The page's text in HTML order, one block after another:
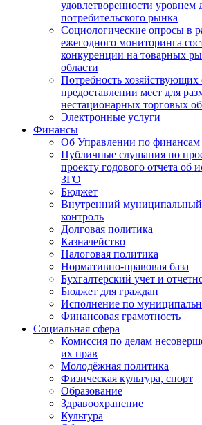
удовлетворенности уровнем
потребительского рынка
Социологические опросы в
ежегодного мониторинга
конкуренции на товарных
области
Потребность хозяйствующих
предоставлении мест для
нестационарных торговых
Электронные услуги
Финансы
Об Управлении по
Публичные слушания по
проекту годового отчета об
ЗГО
Бюджет
Внутренний
контроль
Долговая политика
Казначейство
Налоговая политика
Нормативно-правовая база
Бухгалтерский учет и
Бюджет для граждан
Исполнение по
Финансовая грамотность
Социальная сфера
Комиссия по делам
их прав
Молодёжная политика
Физическая культура, спорт
Образование
Здравоохранение
Культура